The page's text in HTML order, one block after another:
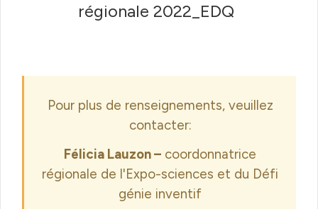
régionale 2022_EDQ
Pour plus de renseignements, veuillez
contacter:
Félicia Lauzon – coordonnatrice
régionale de l'Expo-sciences et du Défi
génie inventif